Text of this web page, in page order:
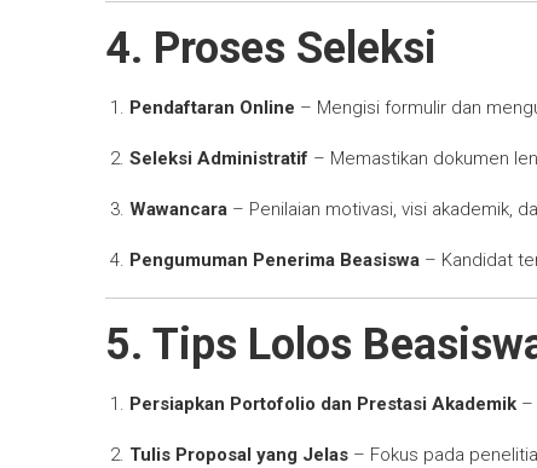
4. Proses Seleksi
Pendaftaran Online – Mengisi formulir dan
Seleksi Administratif – Memastikan dokumen
Wawancara – Penilaian motivasi, visi akademik,
Pengumuman Penerima Beasiswa – Kandidat
5. Tips Lolos
Persiapkan Portofolio dan Prestasi Akademik –
Tulis Proposal yang Jelas – Fokus pada